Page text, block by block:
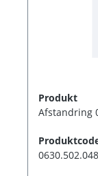
Produkt
Afstandring
0630.502.048